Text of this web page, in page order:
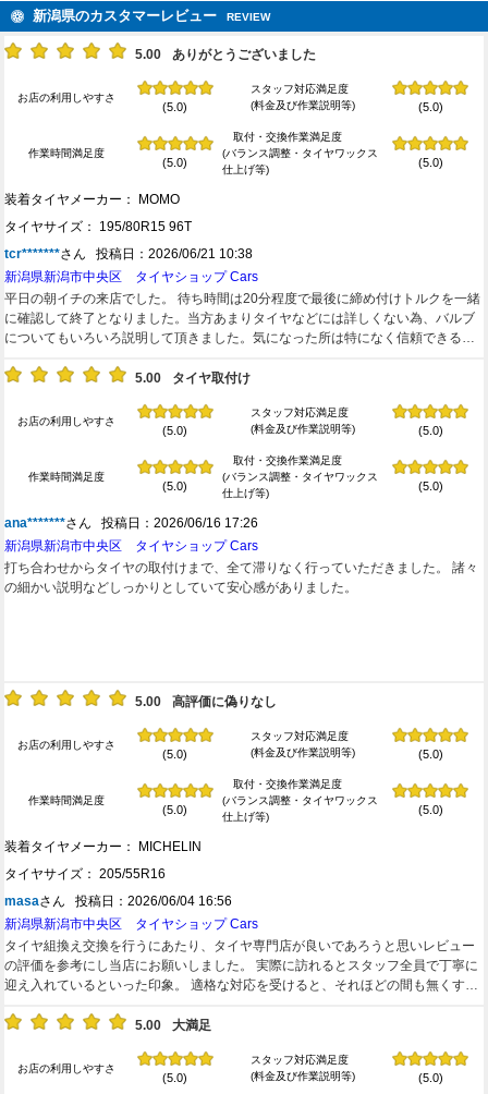
新潟県のカスタマーレビュー REVIEW
5.00 ありがとうございました
お店の利用しやすさ
(5.0)
スタッフ対応満足度
(料金及び作業説明等)
(5.0)
作業時間満足度
(5.0)
取付・交換作業満足度
(バランス調整・タイヤワックス
仕上げ等)
(5.0)
装着タイヤメーカー： MOMO
タイヤサイズ： 195/80R15 96T
tcr*******さん 投稿日：2026/06/21 10:38
新潟県新潟市中央区 タイヤショップ Cars
平日の朝イチの来店でした。 待ち時間は20分程度で最後に締め付けトルクを一緒
に確認して終了となりました。当方あまりタイヤなどには詳しくない為、バルブ
についてもいろいろ説明して頂きました。気になった所は特になく信頼できるお
5.00
タイヤ取付け
お店の利用しやすさ
(5.0)
スタッフ対応満足度
(料金及び作業説明等)
(5.0)
作業時間満足度
(5.0)
取付・交換作業満足度
(バランス調整・タイヤワックス
仕上げ等)
(5.0)
ana*******さん 投稿日：2026/06/16 17:26
新潟県新潟市中央区 タイヤショップ Cars
打ち合わせからタイヤの取付けまで、全て滞りなく行っていただきました。 諸々
の細かい説明などしっかりとしていて安心感がありました。
5.00 高評価に偽りなし
お店の利用しやすさ
(5.0)
スタッフ対応満足度
(料金及び作業説明等)
(5.0)
作業時間満足度
(5.0)
取付・交換作業満足度
(バランス調整・タイヤワックス
仕上げ等)
(5.0)
装着タイヤメーカー： MICHELIN
タイヤサイズ： 205/55R16
masaさん 投稿日：2026/06/04 16:56
新潟県新潟市中央区 タイヤショップ Cars
タイヤ組換え交換を行うにあたり、タイヤ専門店が良いであろうと思いレビュー
の評価を参考にし当店にお願いしました。 実際に訪れるとスタッフ全員で丁寧に
迎え入れているといった印象。 適格な対応を受けると、それほどの間も無くすぐ
ていると思いました。 また次の機会もお願いすることになると思います。
5.00 大満足
お店の利用しやすさ
(5.0)
スタッフ対応満足度
(料金及び作業説明等)
(5.0)